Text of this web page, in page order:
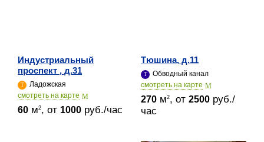
Индустриальный
проспект , д.31
Ладожская
cмотреть на карте
60 м2, от 1000 руб./час
Тюшина, д.11
Обводный канал
cмотреть на карте
270 м2, от 2500 руб./
час